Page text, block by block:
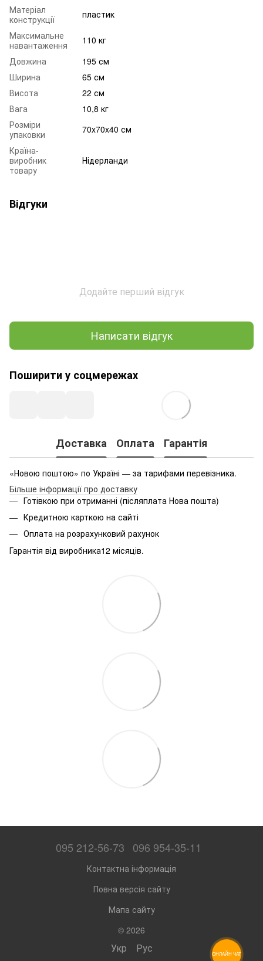
Матеріал
конструкції
пластик
Максимальне
навантаження
110 кг
Довжина
195 см
Ширина
65 см
Висота
22 см
Вага
10,8 кг
Розміри
упаковки
70x70x40 см
Країна-
виробник
товару
Нідерланди
Відгуки
Додайте перший відгук
Написати відгук
Поширити у соцмережах
Доставка Оплата Гарантія
«Новою поштою» по Україні — за тарифами перевізника.
Більше інформації про доставку
Готівкою при отриманні (післяплата Нова пошта)
Кредитною карткою на сайті
Оплата на розрахунковий рахунок
Гарантія від виробника12 місяців.
095 212-56-73 096 954-35-11
Контактна інформація
Повна версія сайту
Мапа сайту
© 2026
Укр Рус ОНЛАЙН ЧАТ